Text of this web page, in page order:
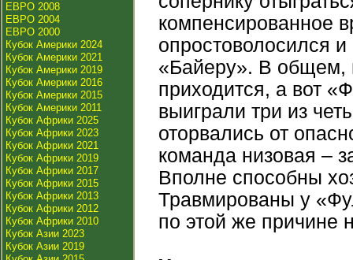
ЕВРО 2008
ЕВРО 2004
ЕВРО 2000
Кубок Америки 2024
Кубок Америки 2021
Кубок Америки 2019
Кубок Америки 2016
Кубок Америки 2015
Кубок Америки 2011
Кубок Африки 2025
Кубок Африки 2023
Кубок Африки 2021
Кубок Африки 2019
Кубок Африки 2017
Кубок Африки 2015
Кубок Африки 2013
Кубок Африки 2012
Кубок Африки 2010
Кубок Азии 2023
Кубок Азии 2019
компенсированное
опростоволосился
«Байеру». В общем,
приходится, а вот
выиграли три из
оторвались от
команда низовая –
Вполне способны
Травмированы у
по этой же причине